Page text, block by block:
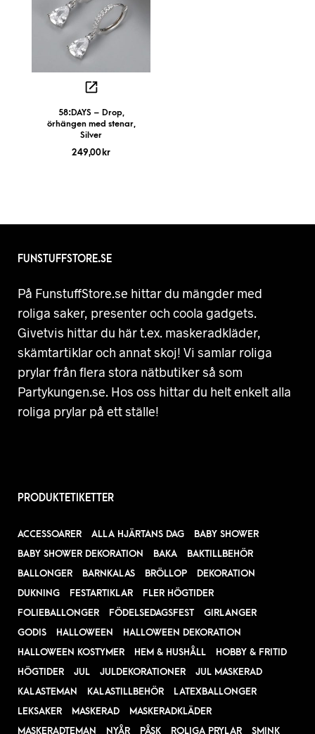
58:DAYS – Drop,
örhängen med stenar,
Silver
249,00 kr
FUNSTUFFSTORE.SE
På FunstuffStore.se hittar du mängder med
roliga saker, presenter och coola gadgets.
Givetvis hittar du här t.ex. maskeradkläder,
skämtartiklar och annat skoj! Vi samlar roliga
prylar från flera stora nätbutiker så som
Partykungen.se. Hos oss hittar du helt enkelt alla
roliga prylar på ett ställe!
PRODUKTETIKETTER
ACCESSOARER ALLA HJÄRTANS DAG
BABY SHOWER
BABY SHOWER DEKORATION
BAKA
BAKTILLBEHÖR
BALLONGER
BARNKALAS BRÖLLOP
DEKORATION
DUKNING
FESTARTIKLAR
FLER HÖGTIDER
FOLIEBALLONGER
FÖDELSEDAGSFEST
GIRLANGER
GODIS
HALLOWEEN
HALLOWEEN DEKORATION
HALLOWEEN KOSTYMER
HEM & HUSHÅLL
HOBBY & FRITID
HÖGTIDER
JUL JULDEKORATIONER
JUL MASKERAD
KALASTEMAN
KALASTILLBEHÖR
LATEXBALLONGER
LEKSAKER
MASKERAD
MASKERADKLÄDER
MASKERADTEMAN
NYÅR PÅSK ROLIGA PRYLAR SMINK